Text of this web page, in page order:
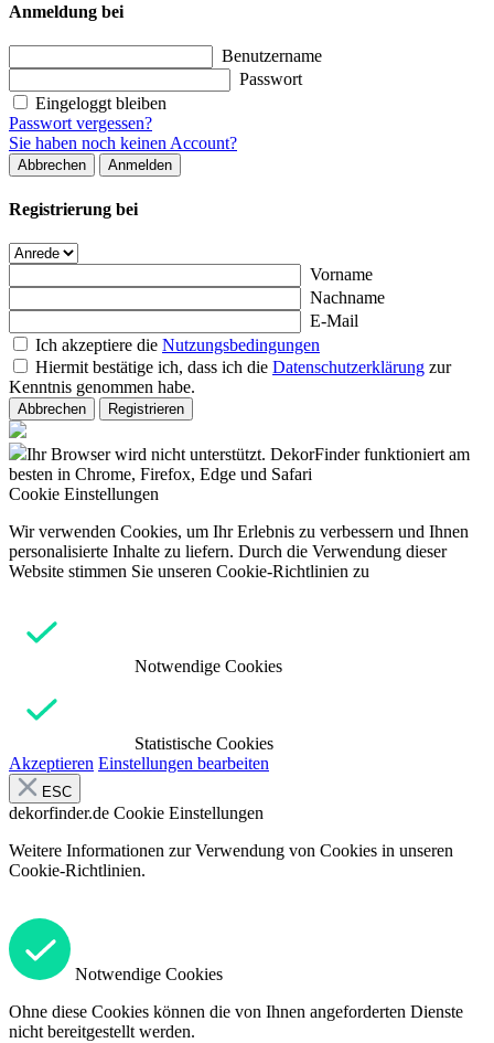
Anmeldung bei
Benutzername
Passwort
Eingeloggt bleiben
Passwort vergessen?
Sie haben noch keinen Account?
Abbrechen Anmelden
Registrierung bei
Vorname
Nachname
E-Mail
Ich akzeptiere die Nutzungsbedingungen
Hiermit bestätige ich, dass ich die Datenschutzerklärung zur
Kenntnis genommen habe.
Abbrechen Registrieren
Ihr Browser wird nicht unterstützt. DekorFinder funktioniert am
besten in Chrome, Firefox, Edge und Safari
Cookie Einstellungen
Wir verwenden Cookies, um Ihr Erlebnis zu verbessern und Ihnen
personalisierte Inhalte zu liefern. Durch die Verwendung dieser
Website stimmen Sie unseren Cookie-Richtlinien zu
Notwendige Cookies
Statistische Cookies
Akzeptieren Einstellungen bearbeiten
ESC
dekorfinder.de Cookie Einstellungen
Weitere Informationen zur Verwendung von Cookies in unseren
Cookie-Richtlinien.
Notwendige Cookies
Ohne diese Cookies können die von Ihnen angeforderten Dienste
nicht bereitgestellt werden.